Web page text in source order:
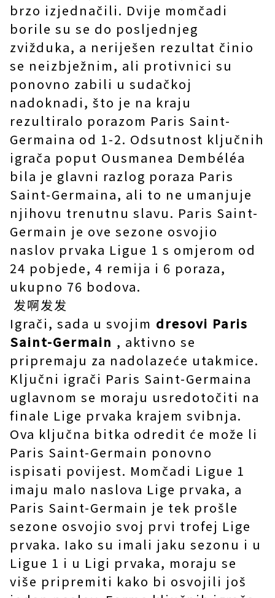
brzo izjednačili. Dvije momčadi
borile su se do posljednjeg
zvižduka, a neriješen rezultat činio
se neizbježnim, ali protivnici su
ponovno zabili u sudačkoj
nadoknadi, što je na kraju
rezultiralo porazom Paris Saint-
Germaina od 1-2. Odsutnost ključnih
igrača poput Ousmanea Dembéléa
bila je glavni razlog poraza Paris
Saint-Germaina, ali to ne umanjuje
njihovu trenutnu slavu. Paris Saint-
Germain je ove sezone osvojio
naslov prvaka Ligue 1 s omjerom od
24 pobjede, 4 remija i 6 poraza,
ukupno 76 bodova.
发啊发发
Igrači, sada u svojim dresovi Paris
Saint-Germain , aktivno se
pripremaju za nadolazeće utakmice.
Ključni igrači Paris Saint-Germaina
uglavnom se moraju usredotočiti na
finale Lige prvaka krajem svibnja.
Ova ključna bitka odredit će može li
Paris Saint-Germain ponovno
ispisati povijest. Momčadi Ligue 1
imaju malo naslova Lige prvaka, a
Paris Saint-Germain je tek prošle
sezone osvojio svoj prvi trofej Lige
prvaka. Iako su imali jaku sezonu i u
Ligue 1 i u Ligi prvaka, moraju se
više pripremiti kako bi osvojili još